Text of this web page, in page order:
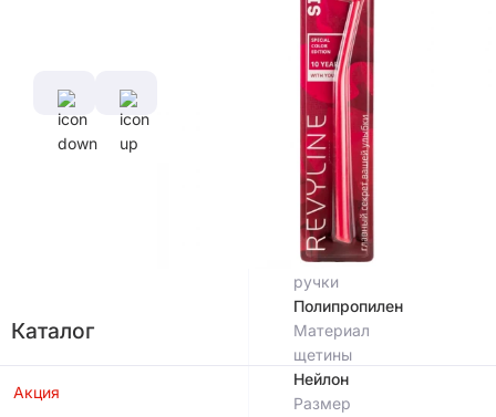
Каталог
Акция
Характеристики
Диаметр
щетины,
мм
0,1 мм
Длина
ручки,
см
16,5
см
Длина
щетины,
мм
7 мм
Материал
ручки
Полипропилен
Материал
щетины
Нейлон
Размер